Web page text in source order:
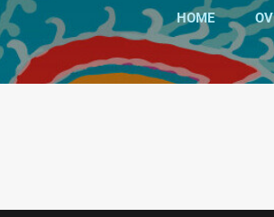
HOME